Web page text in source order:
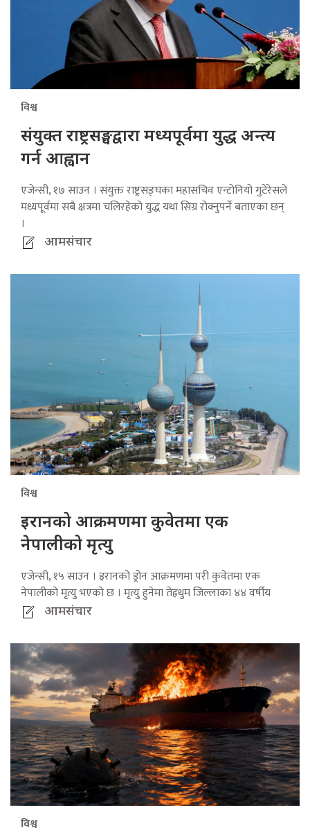
विश्व
संयुक्त राष्ट्रसङ्घद्वारा मध्यपूर्वमा युद्ध अन्त्य
गर्न आह्वान
एजेन्सी, १७ साउन । संयुक्त राष्ट्रसङ्घका महासचिव एन्टोनियो गुटेरेसले
मध्यपूर्वमा सबै क्षत्रमा चलिरहेको युद्ध यथा सिग्र रोक्नुपर्ने बताएका छन्
।
आमसंचार
विश्व
इरानको आक्रमणमा कुवेतमा एक
नेपालीको मृत्यु
एजेन्सी, १५ साउन । इरानको ड्रोन आक्रमणमा परी कुवेतमा एक
नेपालीको मृत्यु भएको छ । मृत्यु हुनेमा तेह्रथुम जिल्लाका ४४ वर्षीय
आमसंचार
विश्व